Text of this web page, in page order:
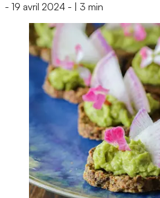
- 19 avril 2024 - 3 min